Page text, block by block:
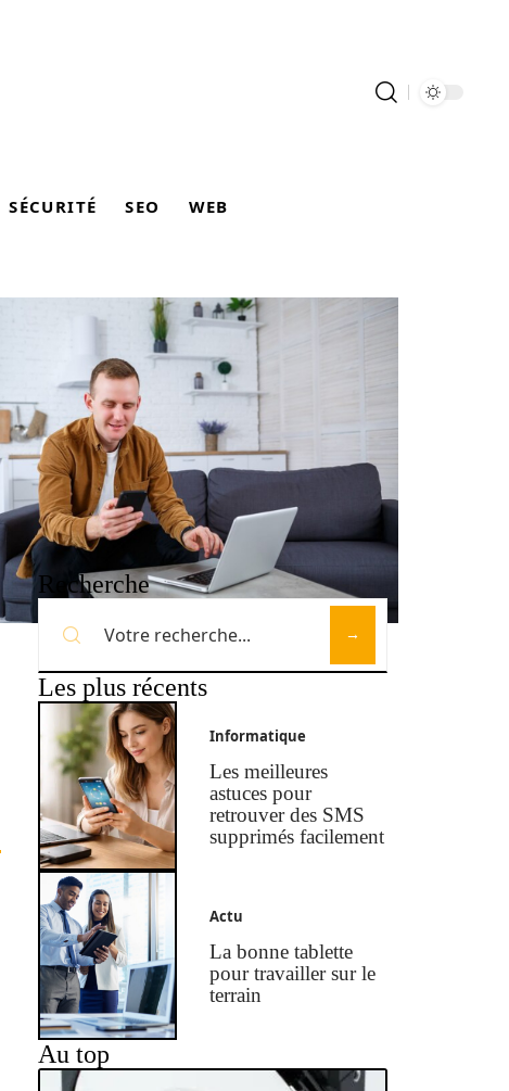
SÉCURITÉ SEO WEB
Recherche
Les plus récents
Informatique
Les meilleures
astuces pour
retrouver des SMS
supprimés facilement
Actu
La bonne tablette
pour travailler sur le
terrain
Au top